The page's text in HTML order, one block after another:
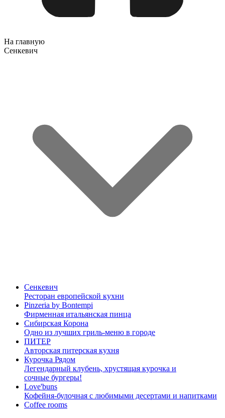
На главную
Сенкевич
Сенкевич
Ресторан европейской кухни
Pinzeria by Bontempi
Фирменная итальянская пинца
Сибирская Корона
Одно из лучших гриль-меню в городе
ПИТЕР
Авторская питерская кухня
Курочка Рядом
Легендарный клубень, хрустящая курочка и
сочные бургеры!
Love'buns
Кофейня-булочная с любимыми десертами и напитками
Coffee rooms